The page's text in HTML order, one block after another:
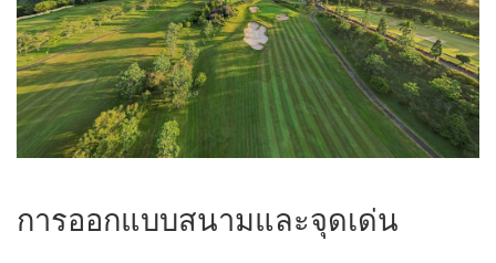
การออกแบบสนามและจุดเด่น